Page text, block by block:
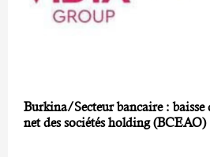
Burkina/Secteur bancaire : baisse
net des sociétés holding (BCEAO)